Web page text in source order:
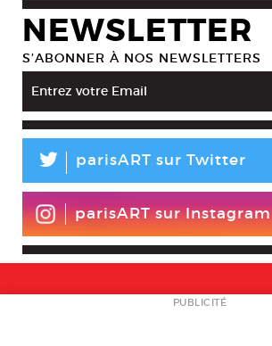
NEWSLETTER
S’ABONNER À NOS NEWSLETTERS
L parisART sur Twitter
parisART sur Instagram
NEWSLETTER
PUBLICITÉ